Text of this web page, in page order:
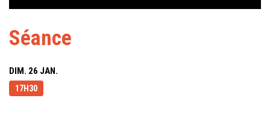
Séance
DIM. 26 JAN.
17H30